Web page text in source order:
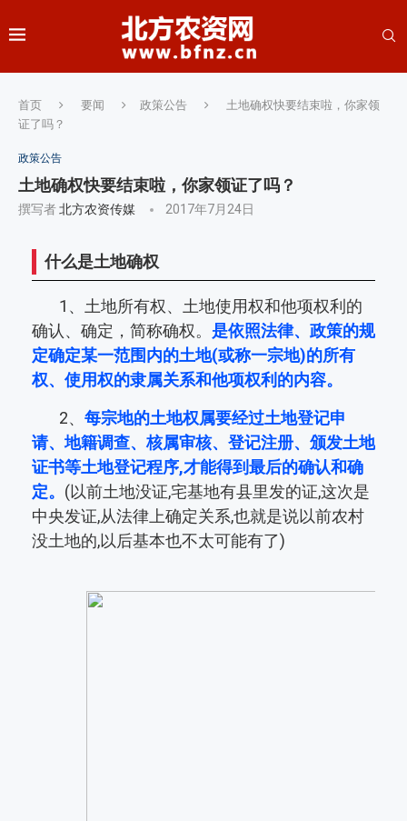
首页 要闻 政策公告
土地确权快要结束啦，你家领
证了吗？
政策公告
土地确权快要结束啦，你家领证了吗？
撰写者北方农资传媒 2017年7月24日
什么是土地确权
1、土地所有权、土地使用权和他项权利的
确认、确定，简称确权。 是依照法律、政策的规
定确定某一范围内的土地(或称一宗地)的所有
权、使用权的隶属关系和他项权利的内容。
2、 每宗地的土地权属要经过土地登记申
请、地籍调查、核属审核、登记注册、颁发土地
证书等土地登记程序,才能得到最后的确认和确
定。 (以前土地没证,宅基地有县里发的证,这次是
中央发证,从法律上确定关系,也就是说以前农村
没土地的,以后基本也不太可能有了)